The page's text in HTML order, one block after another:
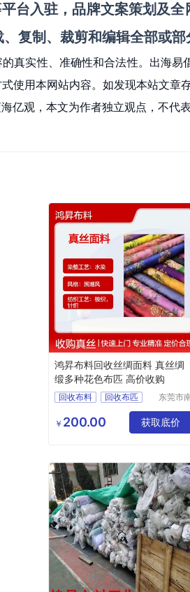
台入驻 ， 品牌文案策划及
、复制、裁剪和编辑全部或部
真实性、准确性和合法性。出海
使用本网站内容。如发现本站文章
亿观，本文为作者独立观点，不代表
鸿昇布料回收丝绸面料 真丝绸
缎多种花色布匹 高价收购
回收布料
回收布匹
回收绸缎
回收丝绸
东莞市
革材料经
营部
￥ 200.00 获取底价